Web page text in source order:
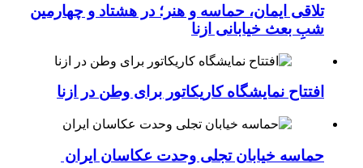
تلاقی ایمان، حماسه و هنر؛ در هشتاد و چهارمین
شبِ بعث خیابانی ازنا
افتتاح نمایشگاه کاریکاتور برای وطن در ازنا
حماسه خیابان تجلی وحدت عکاسان ایران